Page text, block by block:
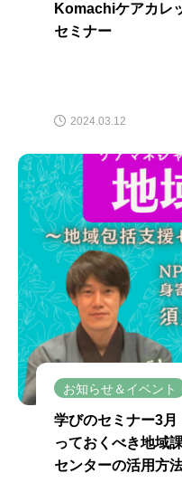
Komachiケアカレ
セミナー
2024.03.12
お知らせ＆イベント
学びのセミナー3
っておくべき地域
センターの活用方